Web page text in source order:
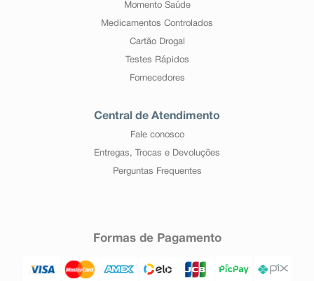
Momento Saúde
Medicamentos Controlados
Cartão Drogal
Testes Rápidos
Fornecedores
Central de Atendimento
Fale conosco
Entregas, Trocas e Devoluções
Perguntas Frequentes
Formas de Pagamento